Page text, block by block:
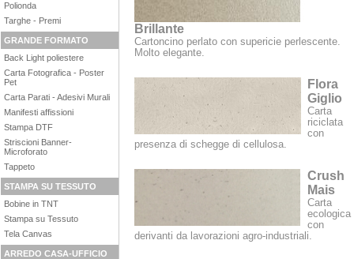
Polionda
Targhe - Premi
GRANDE FORMATO
Back Light poliestere
Carta Fotografica - Poster
Pet
Carta Parati - Adesivi Murali
Manifesti affissioni
Stampa DTF
Striscioni Banner-
Microforato
Tappeto
STAMPA SU TESSUTO
Bobine in TNT
Stampa su Tessuto
Tela Canvas
ARREDO CASA-UFFICIO
Brillante
Cartoncino perlato con supericie perlescente.
Molto elegante.
Flora
Giglio
Carta
riciclata
con
presenza di schegge di cellulosa.
Crush
Mais
Carta
ecologica
con
derivanti da lavorazioni agro-industriali.